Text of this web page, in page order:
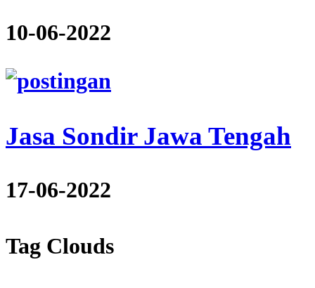
10-06-2022
Jasa Sondir Jawa Tengah
17-06-2022
Tag Clouds